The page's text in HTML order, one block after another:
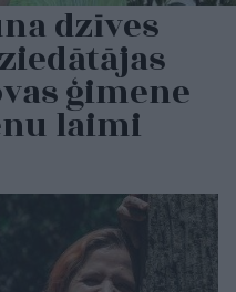
dzīves
ģimene
laimi